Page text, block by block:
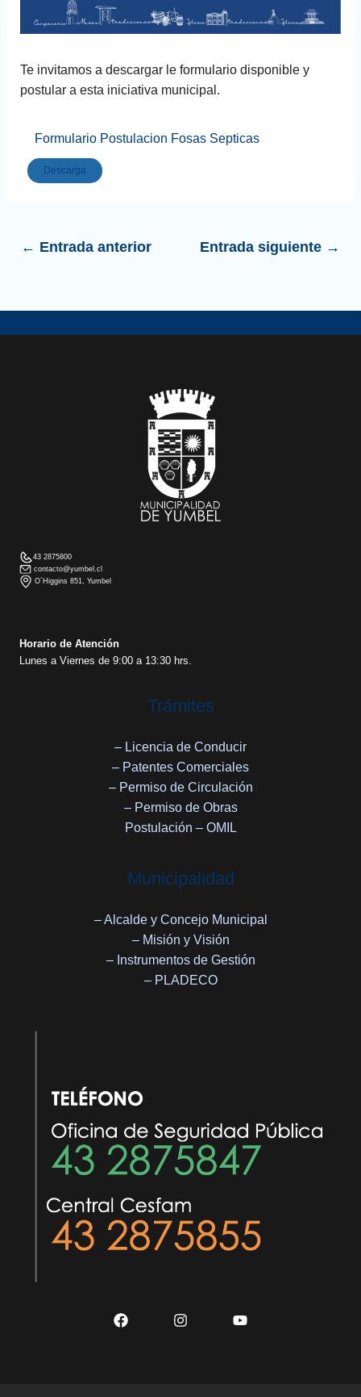
Te invitamos a descargar le formulario disponible y
postular a esta iniciativa municipal.
Formulario Postulacion Fosas Septicas
Descarga
← Entrada anterior Entrada siguiente →
43 2875800
contacto@yumbel.cl
O´Higgins 851, Yumbel
Horario de Atención
Lunes a Viernes de 9:00 a 13:30 hrs.
Trámites
– Licencia de Conducir
– Patentes Comerciales
– Permiso de Circulación
– Permiso de Obras
Postulación – OMIL
Municipalidad
– Alcalde y Concejo Municipal
– Misión y Visión
– Instrumentos de Gestión
– PLADECO